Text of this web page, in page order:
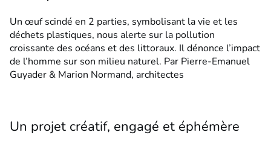
Un œuf scindé en 2 parties, symbolisant la vie et les
déchets plastiques, nous alerte sur la pollution
croissante des océans et des littoraux. Il dénonce l’impact
de l’homme sur son milieu naturel. Par Pierre-Emanuel
Guyader & Marion Normand, architectes
Un projet créatif, engagé et éphémère